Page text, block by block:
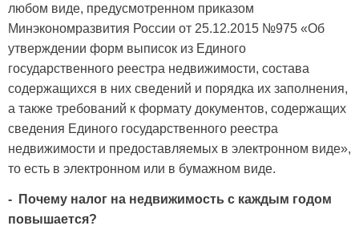
любом виде, предусмотренном приказом
Минэкономразвития России от 25.12.2015 №975 «Об
утверждении форм выписок из Единого
государственного реестра недвижимости, состава
содержащихся в них сведений и порядка их заполнения,
а также требований к формату документов, содержащих
сведения Единого государственного реестра
недвижимости и предоставляемых в электронном виде»,
то есть в электронном или в бумажном виде.
- Почему налог на недвижимость с каждым годом
повышается?